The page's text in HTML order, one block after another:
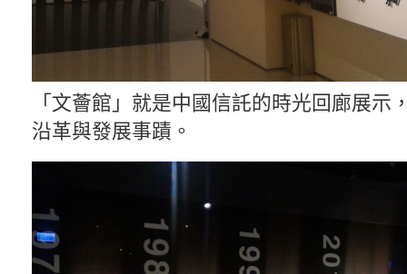
「文薈館」就是中國信託的時光回廊展示
沿革與發展事蹟。